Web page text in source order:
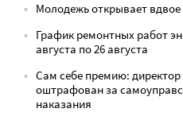
Молодежь открывает
График ремонтных работ
августа по 26 августа
Сам себе премию:
оштрафован за
наказания